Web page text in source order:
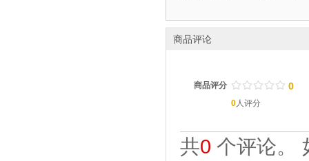
商品评论
商品评分 / / / / /
. . . . . 0
0人评分
共0 个评论。